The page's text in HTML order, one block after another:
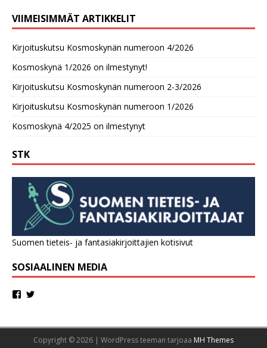
VIIMEISIMMÄT ARTIKKELIT
Kirjoituskutsu Kosmoskynän numeroon 4/2026
Kosmoskynä 1/2026 on ilmestynyt!
Kirjoituskutsu Kosmoskynän numeroon 2-3/2026
Kirjoituskutsu Kosmoskynän numeroon 1/2026
Kosmoskynä 4/2025 on ilmestynyt
STK
Suomen tieteis- ja fantasiakirjoittajien kotisivut
SOSIAALINEN MEDIA
Copyright © 2026 | WordPress teeman tarjoaa MH Themes